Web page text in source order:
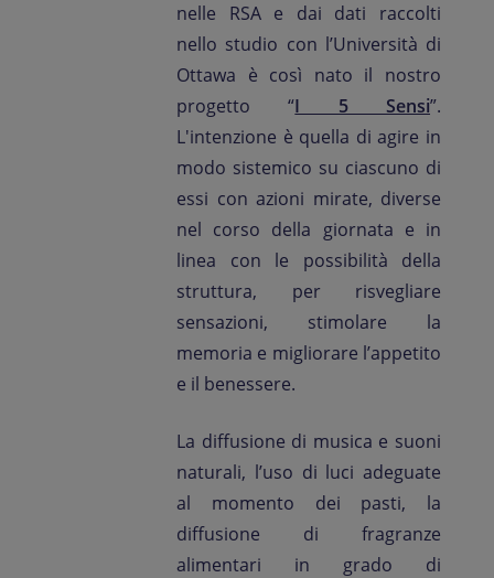
nelle RSA e dai dati raccolti
nello studio con l’Università di
Ottawa è così nato il nostro
progetto “I 5 Sensi”.
L'intenzione è quella di agire in
modo sistemico su ciascuno di
essi con azioni mirate, diverse
nel corso della giornata e in
linea con le possibilità della
struttura, per risvegliare
sensazioni, stimolare la
memoria e migliorare l’appetito
e il benessere.
La diffusione di musica e suoni
naturali, l’uso di luci adeguate
al momento dei pasti, la
diffusione di fragranze
alimentari in grado di